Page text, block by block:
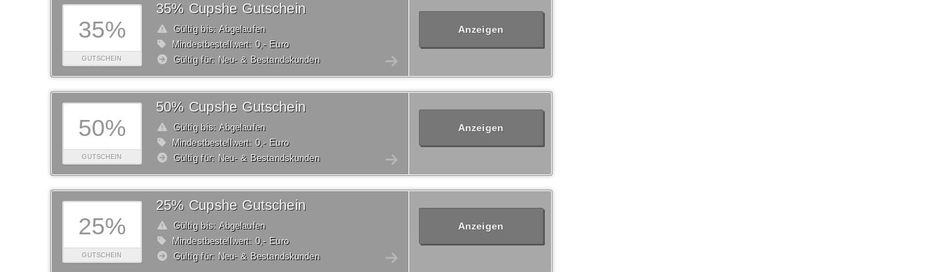
35%
GUTSCHEIN
35% Cupshe Gutschein
Gültig bis: Abgelaufen
Mindestbestellwert: 0,- Euro
Gültig für: Neu- & Bestandskunden
Anzeigen
50%
GUTSCHEIN
50% Cupshe Gutschein
Gültig bis: Abgelaufen
Mindestbestellwert: 0,- Euro
Gültig für: Neu- & Bestandskunden
Anzeigen
25%
GUTSCHEIN
25% Cupshe Gutschein
Gültig bis: Abgelaufen
Mindestbestellwert: 0,- Euro
Gültig für: Neu- & Bestandskunden
Anzeigen